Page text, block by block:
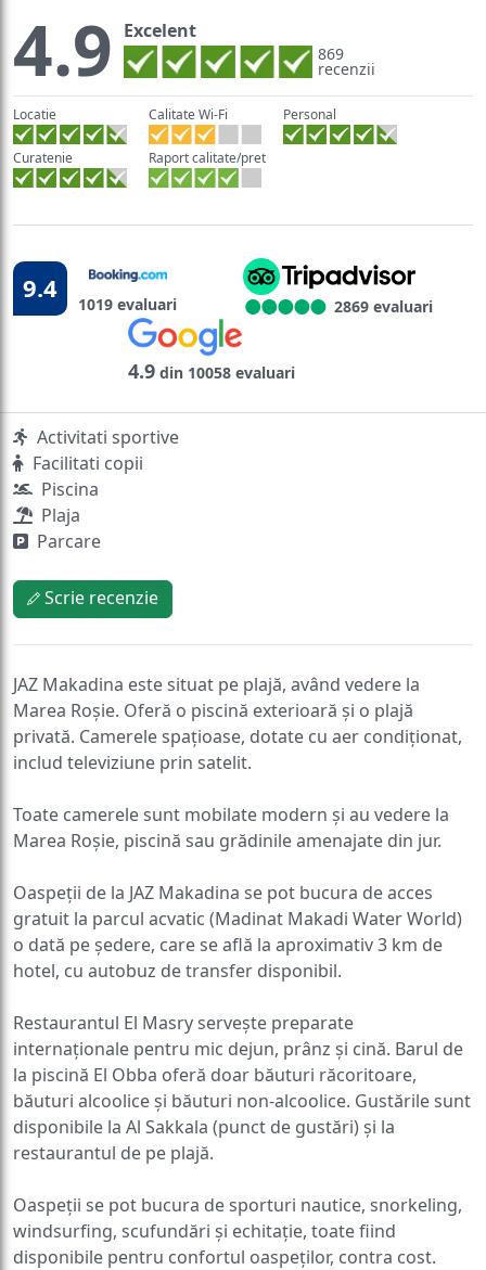
4.9 Excelent
869
recenzii
Locatie Calitate Wi-Fi Personal
Curatenie Raport calitate/pret
9.4 1019 evaluari 2869 evaluari
4.9 din 10058 evaluari
Activitati sportive
Facilitati copii
Piscina
Plaja
Parcare
Scrie recenzie
JAZ Makadina este situat pe plajă, având vedere la
Marea Roșie. Oferă o piscină exterioară și o plajă
privată. Camerele spațioase, dotate cu aer condiționat,
includ televiziune prin satelit.
Toate camerele sunt mobilate modern și au vedere la
Marea Roșie, piscină sau grădinile amenajate din jur.
Oaspeții de la JAZ Makadina se pot bucura de acces
gratuit la parcul acvatic (Madinat Makadi Water World)
o dată pe ședere, care se află la aproximativ 3 km de
hotel, cu autobuz de transfer disponibil.
Restaurantul El Masry servește preparate
internaționale pentru mic dejun, prânz și cină. Barul de
la piscină El Obba oferă doar băuturi răcoritoare,
băuturi alcoolice și băuturi non-alcoolice. Gustările sunt
disponibile la Al Sakkala (punct de gustări) și la
restaurantul de pe plajă.
Oaspeții se pot bucura de sporturi nautice, snorkeling,
windsurfing, scufundări și echitație, toate fiind
disponibile pentru confortul oaspeților, contra cost.